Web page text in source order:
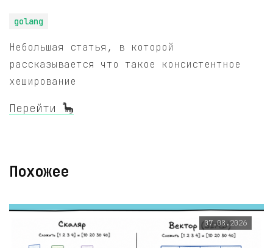
golang
Небольшая статья, в которой
рассказывается что такое консистентное
хеширование
Перейти 🦕
Похожее
07.08.2026